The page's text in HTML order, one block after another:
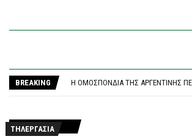
BREAKING
ΤΗΛΕΡΓΑΣΙΑ